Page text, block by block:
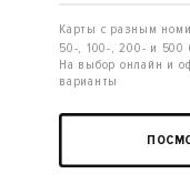
Карты с разным
50-, 100-, 200- и 500
На выбор онлайн и
варианты